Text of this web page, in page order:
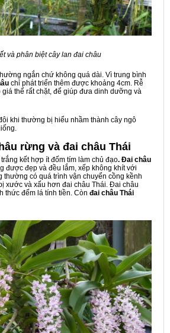
và phân biệt cây lan đai châu
ngắn chứ không quá dài. Vì trung bình
chỉ phát triển thêm được khoảng 4cm. Rễ
thể rất chặt, để giúp đưa dinh dưỡng và
khi thường bị hiểu nhầm thành cây ngô
rừng và đai châu Thái
kết hợp ít đốm tím làm chủ đạo. Đai châu
được đẹp và đều lắm, xếp không khít với
thường có quá trình vận chuyển cồng kềnh
xước và xấu hơn đai châu Thái. Đai châu
thức đếm lá tính tiền. Còn đai châu Thái